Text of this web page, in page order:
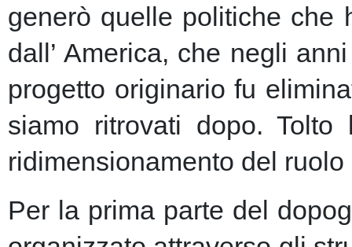
generò quelle politiche che
dall’ America, che negli
progetto originario fu
siamo ritrovati dopo.
ridimensionamento del
Per la prima parte del